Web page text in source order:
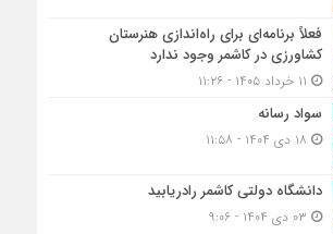
فعلاً برنامه‌ای برای راه‌اندازی هنرستان
کشاورزی در کاشمر وجود ندارد
سواد رسانه
دانشگاه دولتی کاشمر‌ رادریابید